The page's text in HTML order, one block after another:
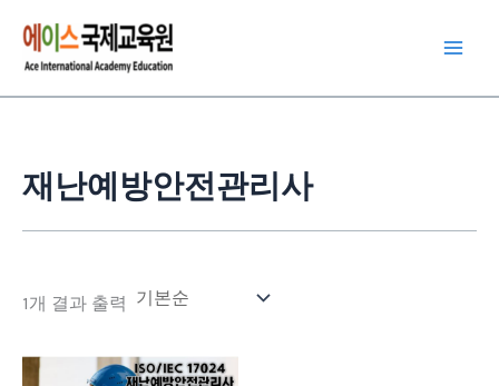
로
재난예방안전관리사
1개 결과 출력